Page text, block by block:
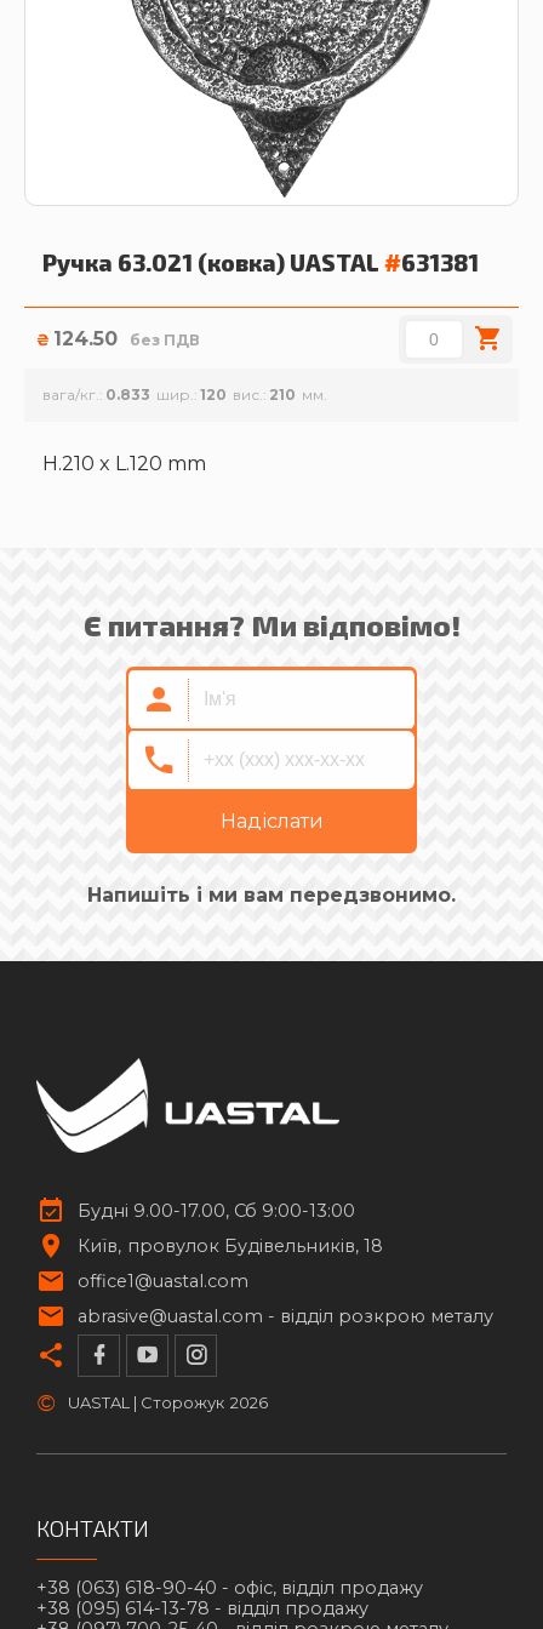
Ручка 63.021 (ковка) UASTAL #631381
₴ 124.50 без ПДВ
вага/кг. 0.833 шир. 120 вис. 210
H.210 x L.120 mm
Є питання? Ми відповімо!
Надіслати
Напишіть і ми вам передзвонимо.
Будні 9.00-17.00, Сб 9:00-13:00
Київ
провулок Будівельників, 18
office1@uastal.com
abrasive@uastal.com - відділ розкрою металу
© UASTAL | Сторожук 2026
КОНТАКТИ
+38 (063) 618-90-40 - офіс, відділ продажу
+38 (095) 614-13-78 - відділ продажу